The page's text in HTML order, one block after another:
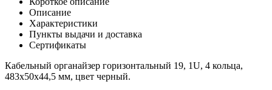
Описание
Характеристики
Пункты выдачи и доставка
Сертификаты
Кабельный органайзер горизонтальный 19, 1U, 4 кольца,
483х50х44,5 мм, цвет черный.